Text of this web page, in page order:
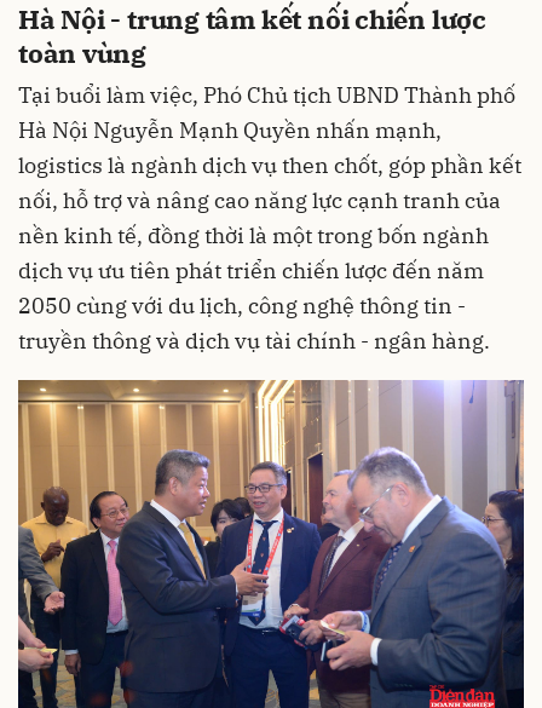
Hà Nội - trung tâm kết nối chiến lược
toàn vùng
Tại buổi làm việc, Phó Chủ tịch UBND Thành phố
Hà Nội Nguyễn Mạnh Quyền nhấn mạnh,
logistics là ngành dịch vụ then chốt, góp phần kết
nối, hỗ trợ và nâng cao năng lực cạnh tranh của
nền kinh tế, đồng thời là một trong bốn ngành
dịch vụ ưu tiên phát triển chiến lược đến năm
2050 cùng với du lịch, công nghệ thông tin -
truyền thông và dịch vụ tài chính - ngân hàng.